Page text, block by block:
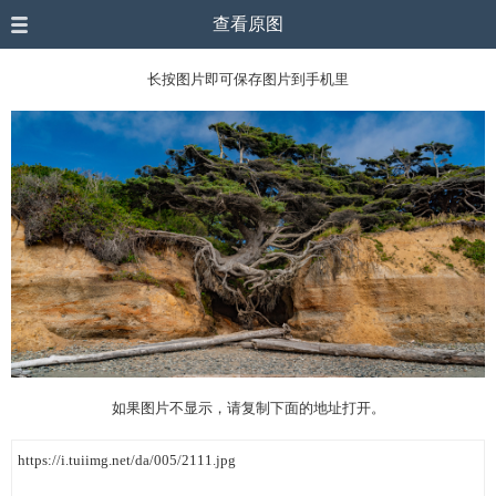
查看原图
长按图片即可保存图片到手机里
如果图片不显示，请复制下面的地址打开。
https://i.tuiimg.net/da/005/2111.jpg